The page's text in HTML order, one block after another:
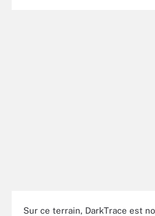
Sur ce terrain, DarkTrace est